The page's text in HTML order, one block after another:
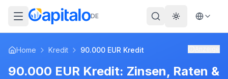
DE Theme
Home Kredit 90.000 EUR Kredit
90.000 EUR Kredit: Zinsen, Raten &